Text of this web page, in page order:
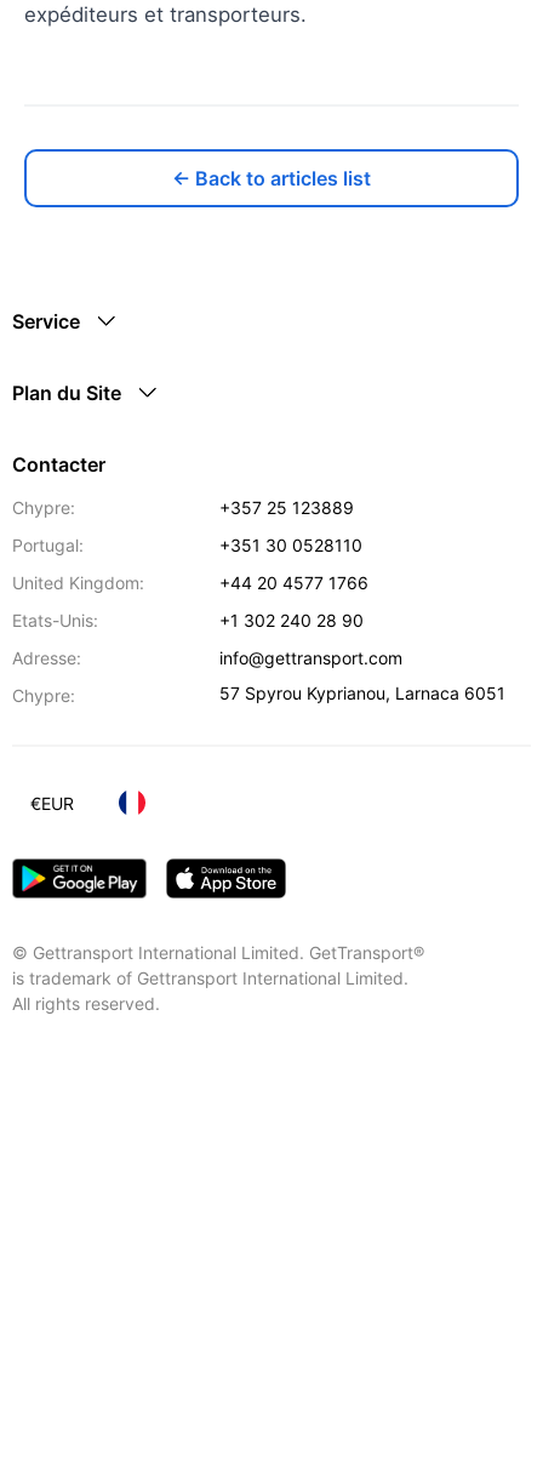
expéditeurs et transporteurs.
← Back to articles list
Service
Plan du Site
Contacter
Chypre:
+357 25 123889
Portugal:
+351 30 0528110
United Kingdom:
+44 20 4577 1766
Etats-Unis:
+1 302 240 28 90
Adresse:
info@gettransport.com
Chypre:
57 Spyrou Kyprianou, Larnaca 6051
© Gettransport International Limited. GetTransport®
is trademark of Gettransport International Limited.
All rights reserved.
€EUR